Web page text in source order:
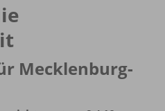
Mecklenburg-